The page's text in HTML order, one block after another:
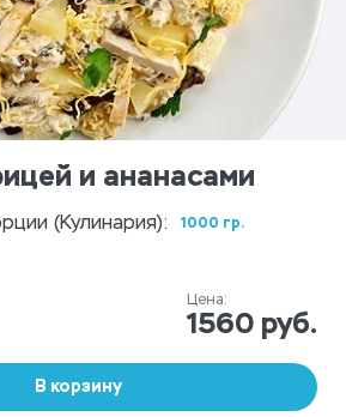
и ананасами
(Кулинария): 1000 гр.
Цена:
1560 руб.
В корзину